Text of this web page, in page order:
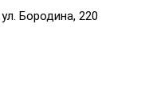
Бородина, 220